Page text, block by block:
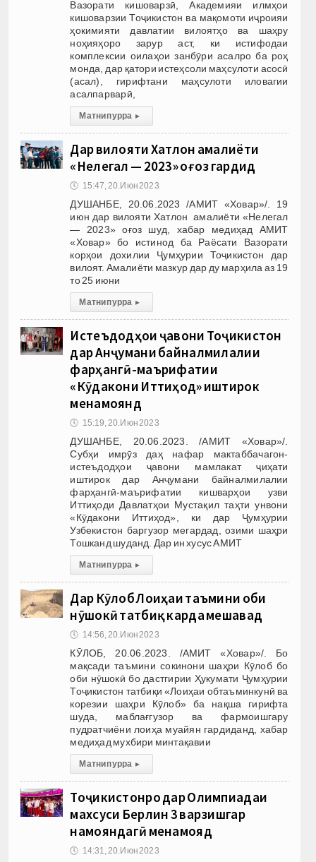
Вазорати кишоварзӣ, Академияи илмҳои
кишоварзии Тоҷикистон ва мақомоти иҷроияи
ҳокимияти давлатии вилоятҳо ва шаҳру
ноҳияҳоро зарур аст, ки истифодаи
комплексии оилаҳои занбӯри асалро ба роҳ
монда, дар қатори истеҳсоли маҳсулоти асосӣ
(асал), гирифтани маҳсулоти иловагии
асалпарварӣ,
Матни пурра ▸
Дар вилояти Хатлон амалиёти
«Нелегал — 2023» оғоз гардид
🕔 15:47, 20.Июн 2023
ДУШАНБЕ, 20.06.2023 /АМИТ «Ховар»/. 19
июн дар вилояти Хатлон амалиёти «Нелегал
— 2023» оғоз шуд, хабар медиҳад АМИТ
«Ховар» бо истинод ба Раёсати Вазорати
корҳои дохилии Ҷумҳурии Тоҷикистон дар
вилоят. Амалиёти мазкур дар ду марҳила аз 19
то 25 июни
Матни пурра ▸
Истеъдодҳои ҷавони Тоҷикистон
дар Анҷумани байналмилалии
фарҳангӣ-маърифатии
«Кӯдакони Иттиҳод» иштирок
менамоянд
🕔 15:19, 20.Июн 2023
ДУШАНБЕ, 20.06.2023. /АМИТ «Ховар»/.
Субҳи имрӯз даҳ нафар мактаббачагон-
истеъдодҳои ҷавони мамлакат ҷиҳати
иштирок дар Анҷумани байналмилалии
фарҳангӣ-маърифатии кишварҳои узви
Иттиҳоди Давлатҳои Мустақил таҳти унвони
«Кӯдакони Иттиҳод», ки дар Ҷумҳурии
Узбекистон баргузор мегардад, озими шаҳри
Тошканд шуданд. Дар ин хусус АМИТ
Матни пурра ▸
Дар Кӯлоб Лоиҳаи таъмини оби
нӯшокӣ татбиқ карда мешавад
🕔 14:56, 20.Июн 2023
КӮЛОБ, 20.06.2023. /АМИТ «Ховар»/. Бо
мақсади таъмини сокинони шаҳри Кӯлоб бо
оби нӯшокӣ бо дастгирии Ҳукумати Ҷумҳурии
Тоҷикистон татбиқи «Лоиҳаи обтаъминкунӣ ва
корезии шаҳри Кӯлоб» ба нақша гирифта
шуда, маблағгузор ва фармоишгару
пудратчиёни лоиҳа муайян гардиданд, хабар
медиҳад мухбири минтақавии
Матни пурра ▸
Тоҷикистонро дар Олимпиадаи
махсуси Берлин 3 варзишгар
намояндагӣ менамояд
🕔 14:31, 20.Июн 2023